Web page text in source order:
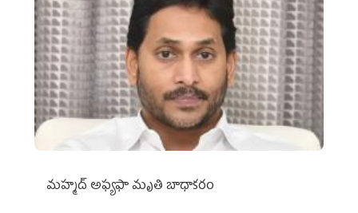
మహ్మద్‌ అఫ్యఫా మృతి బాధాకరం